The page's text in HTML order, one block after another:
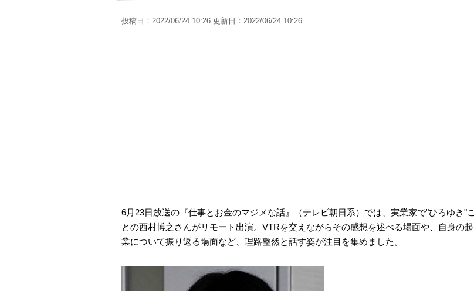
投稿日：2022/06/24 10:26 更新日： 2022/06/24 10:26
6月23日放送の『仕事とお金のマジメな話』（テレビ朝日系）では、実業家で"ひろゆき"こ
との西村博之さんがリモート出演。VTRを交えながらその感想を述べる場面や、自身の起
業について振り返る場面など、理路整然と話す姿が注目を集めました。